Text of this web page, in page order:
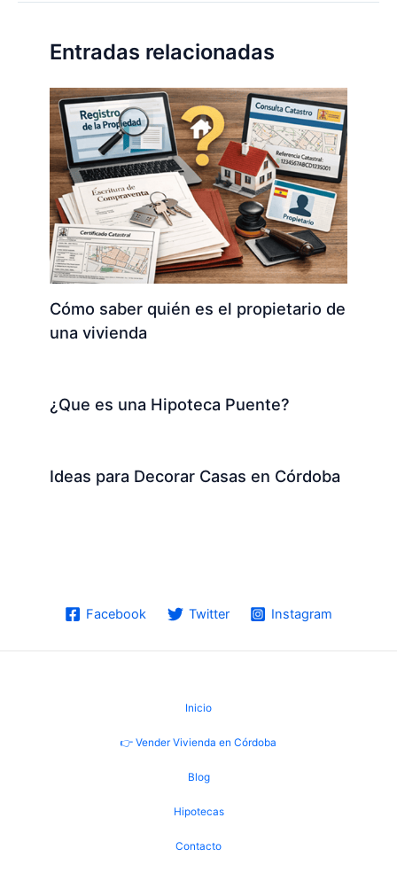
Entradas relacionadas
Cómo saber quién es el propietario de
una vivienda
¿Que es una Hipoteca Puente?
Ideas para Decorar Casas en Córdoba
Facebook Twitter Instagram
Inicio
👉 Vender Vivienda en Córdoba
Blog
Hipotecas
Contacto